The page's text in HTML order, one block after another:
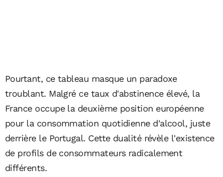
Pourtant, ce tableau masque un paradoxe
troublant. Malgré ce taux d'abstinence élevé, la
France occupe la deuxième position européenne
pour la consommation quotidienne d'alcool, juste
derrière le Portugal. Cette dualité révèle l'existence
de profils de consommateurs radicalement
différents.